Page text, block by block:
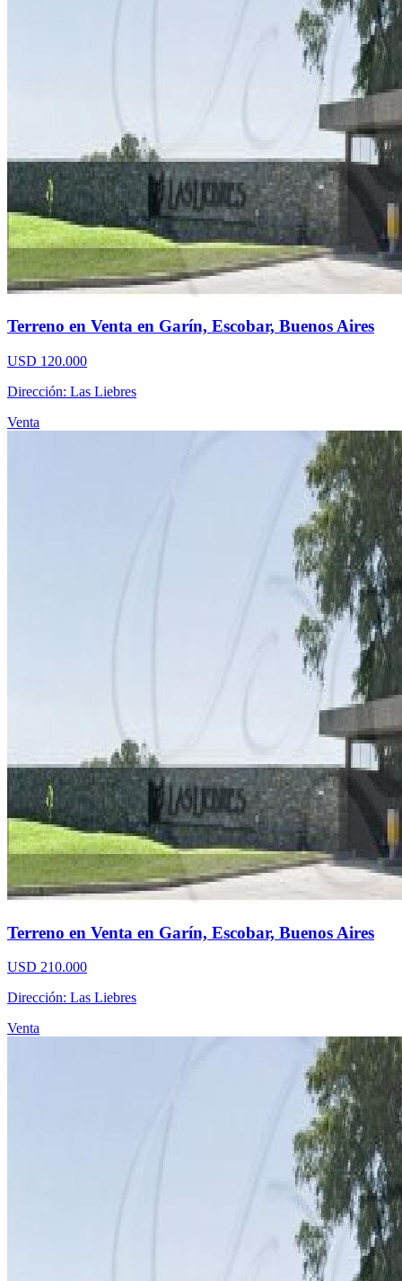
Terreno en Venta en Garín, Escobar, Buenos Aires
USD 120.000
Dirección: Las Liebres
Venta
Terreno en Venta en Garín, Escobar, Buenos Aires
USD 210.000
Dirección: Las Liebres
Venta